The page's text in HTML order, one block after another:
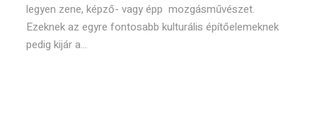
legyen zene, képző- vagy épp mozgásművészet.
Ezeknek az egyre fontosabb kulturális építőelemeknek
pedig kijár a...